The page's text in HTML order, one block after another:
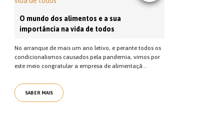
O mundo dos alimentos e a sua
importância na vida de todos
No arranque de mais um ano letivo, e perante todos os
condicionalismos causados pela pandemia, vimos por
este meio congratular a empresa de alimentaçã...
SABER MAIS